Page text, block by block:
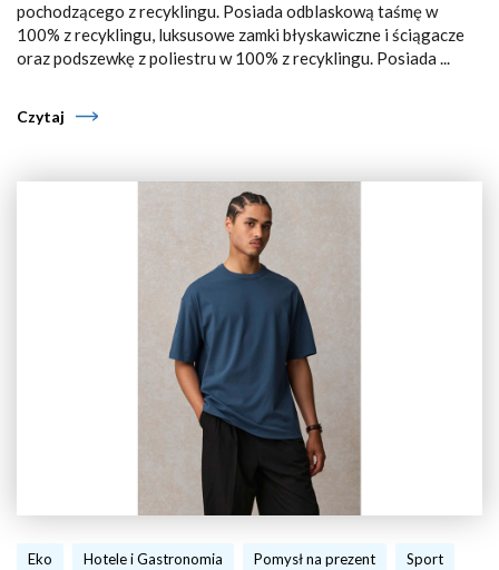
pochodzącego z recyklingu. Posiada odblaskową taśmę w
100% z recyklingu, luksusowe zamki błyskawiczne i ściągacze
oraz podszewkę z poliestru w 100% z recyklingu. Posiada ...
Czytaj
Eko Hotele i Gastronomia Pomysł na prezent
Sport